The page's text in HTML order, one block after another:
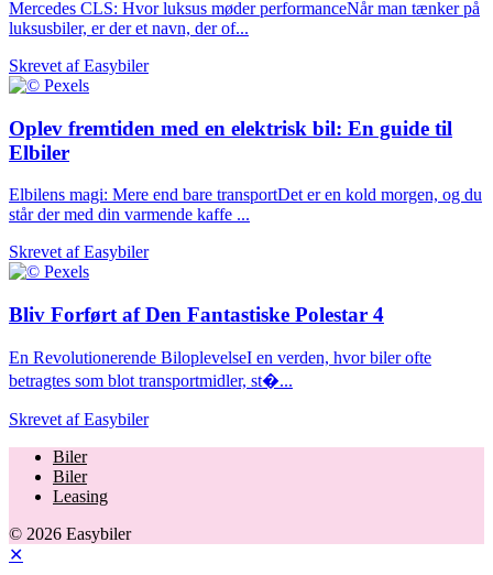
Mercedes CLS: Hvor luksus møder performanceNår man tænker på
luksusbiler, er der et navn, der of...
Skrevet afEasybiler
Oplev fremtiden med en elektrisk bil: En guide til
Elbiler
Elbilens magi: Mere end bare transportDet er en kold morgen, og du
står der med din varmende kaffe ...
Skrevet afEasybiler
Bliv Forført af Den Fantastiske Polestar 4
En Revolutionerende BiloplevelseI en verden, hvor biler ofte
betragtes som blot transportmidler, st�...
Skrevet afEasybiler
Biler
Biler
Leasing
© 2026 Easybiler
✕